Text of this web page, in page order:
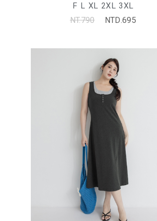
F L XL 2XL 3XL
NT.790
NTD.695